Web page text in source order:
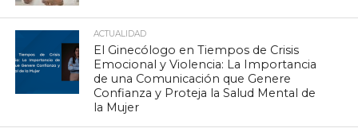
ACTUALIDAD
El Ginecólogo en Tiempos de Crisis
Emocional y Violencia: La Importancia
de una Comunicación que Genere
Confianza y Proteja la Salud Mental de
la Mujer